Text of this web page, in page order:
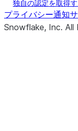
独自の認定を取得
プライバシー通知
Snowflake, Inc. All